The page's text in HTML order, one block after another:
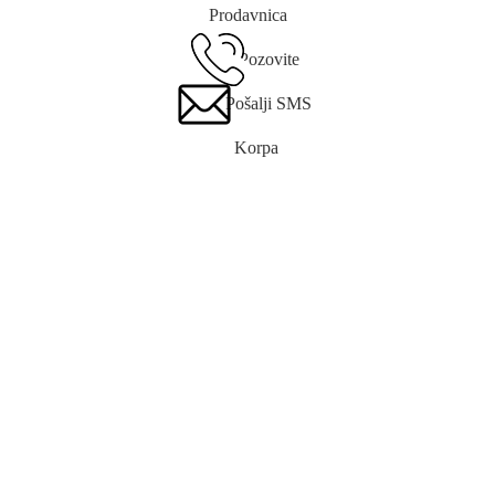
Prodavnica
Pozovite
Pošalji SMS
Korpa